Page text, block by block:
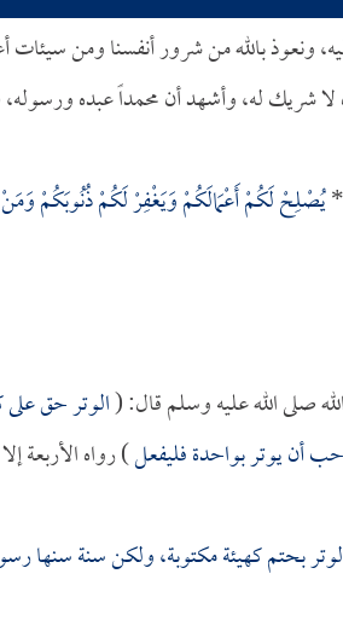
ونعوذ بالله من شرور أنفسنا ومن سيئات
شريك له، وأشهد أن محمداً عبده
*يُصْلِحْ لَكُمْ أَعْمَالَكُمْ وَيَغْفِرْ لَكُمْ ذُنُوبَكُمْ وَمَنْ
صلى الله عليه وسلم قال: (الوتر حق
أن يوتر بواحدة فليفعل) رواه الأربعة إلا
بحتم كهيئة مكتوبة، ولكن سنة سنها